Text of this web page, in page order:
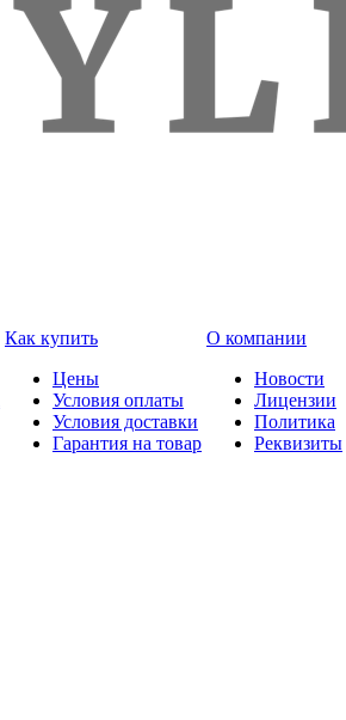
Как купить
Цены
Условия оплаты
Условия доставки
Гарантия на товар
О компании
Новости
Лицензии
Политика
Реквизиты